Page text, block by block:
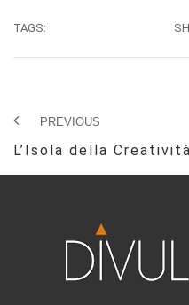
TAGS:
PREVIOUS
L’Isola della Creatività